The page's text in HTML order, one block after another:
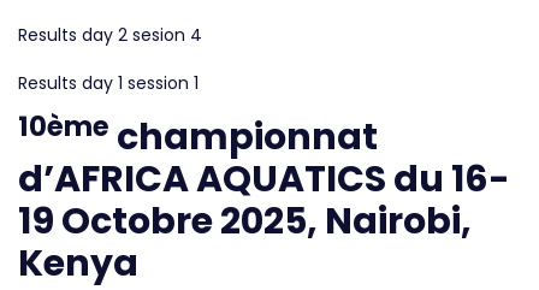
Results day 2 sesion 4
Results day 1 session 1
10ème championnat
d’AFRICA AQUATICS du 16-
19 Octobre 2025, Nairobi,
Kenya